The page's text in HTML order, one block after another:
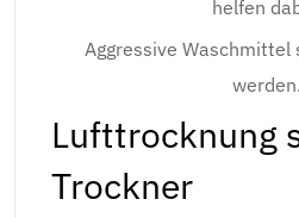
helfen
Aggressive
werden.
Lufttrocknung
Trockner